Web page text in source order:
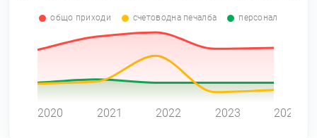
общо приходи счетоводна печалба персонал
2020 2021 2022 2023 2024